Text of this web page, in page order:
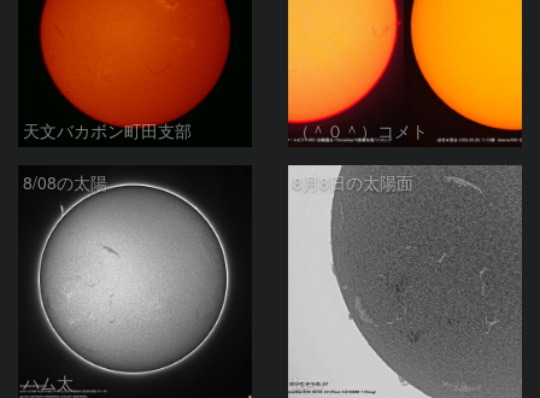
天文バカボン町田支部 （＾０＾）コメト
8/08の太陽
ハム太
8月8日の太陽面
ta-o